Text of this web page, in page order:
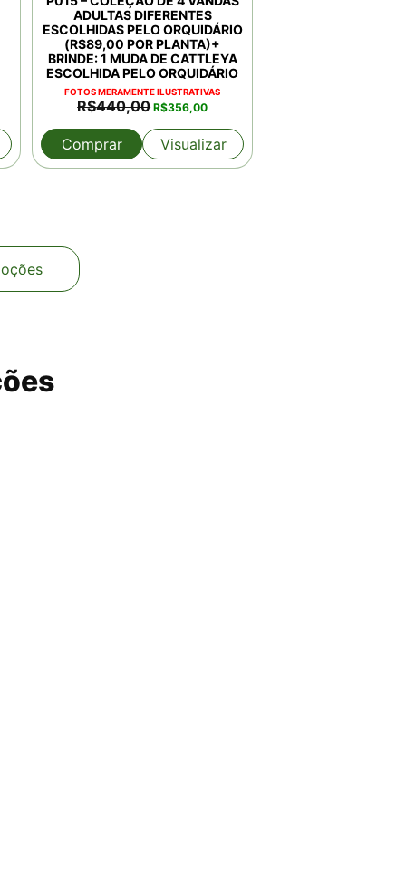
ADULTAS DIFERENTES
ESCOLHIDAS PELO ORQUIDÁRIO
(R$89,00 POR PLANTA)+
BRINDE: 1 MUDA DE CATTLEYA
ESCOLHIDA PELO ORQUIDÁRIO
FOTOS MERAMENTE ILUSTRATIVAS
R$440,00O
preço
original
era:
R$440,00.
R$356,00O
atual
é:
R$356,00.
Comprar Visualizar